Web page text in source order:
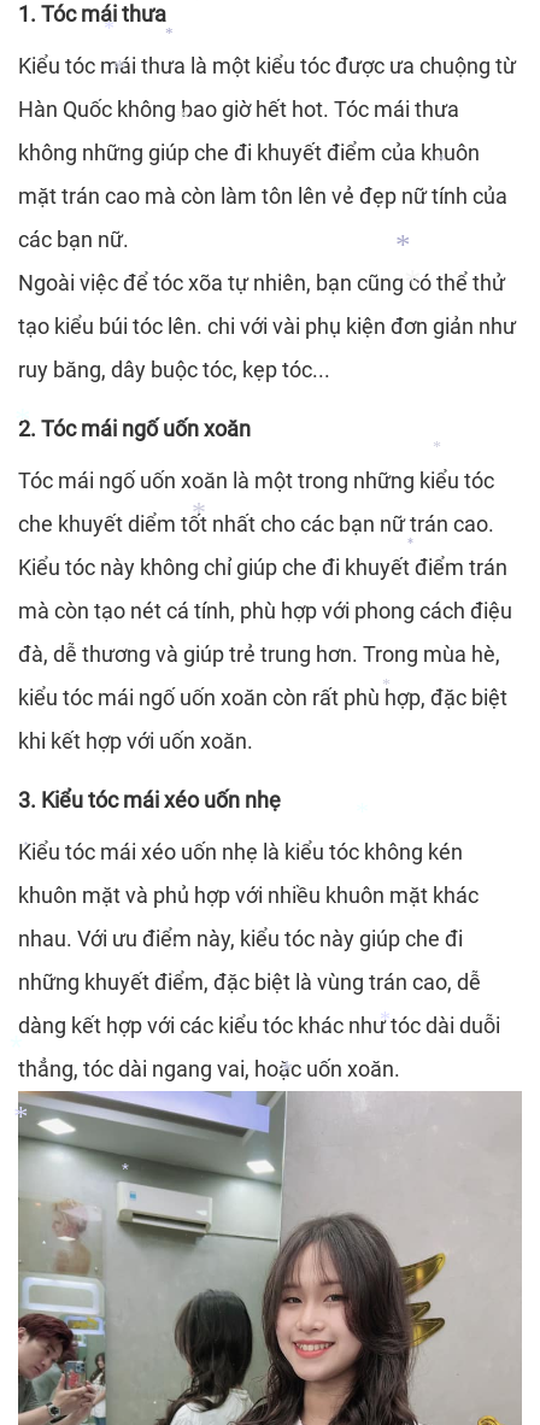
*
*
*
*
*
*
*
*
*
*
1. Tóc mái thưa
Kiểu tóc mái thưa là một kiểu tóc được ưa chuộng từ
Hàn Quốc không bao giờ hết hot. Tóc mái thưa
không những giúp che đi khuyết điểm của khuôn
mặt trán cao mà còn làm tôn lên vẻ đẹp nữ tính của
các bạn nữ.
Ngoài việc để tóc xõa tự nhiên, bạn cũng có thể thử
tạo kiểu búi tóc lên. chi với vài phụ kiện đơn giản như
ruy băng, dây buộc tóc, kẹp tóc...
2. Tóc mái ngố uốn xoăn
Tóc mái ngố uốn xoăn là một trong những kiểu tóc
che khuyết diểm tốt nhất cho các bạn nữ trán cao.
Kiểu tóc này không chỉ giúp che đi khuyết điểm trán
mà còn tạo nét cá tính, phù hợp với phong cách điệu
đà, dễ thương và giúp trẻ trung hơn. Trong mùa hè,
kiểu tóc mái ngố uốn xoăn còn rất phù hợp, đặc biệt
khi kết hợp với uốn xoăn.
3. Kiểu tóc mái xéo uốn nhẹ
Kiểu tóc mái xéo uốn nhẹ là kiểu tóc không kén
khuôn mặt và phủ hợp với nhiều khuôn mặt khác
nhau. Với ưu điểm này, kiểu tóc này giúp che đi
những khuyết điểm, đặc biệt là vùng trán cao, dễ
dàng kết hợp với các kiểu tóc khác như tóc dài duỗi
thẳng, tóc dài ngang vai, hoặc uốn xoăn.